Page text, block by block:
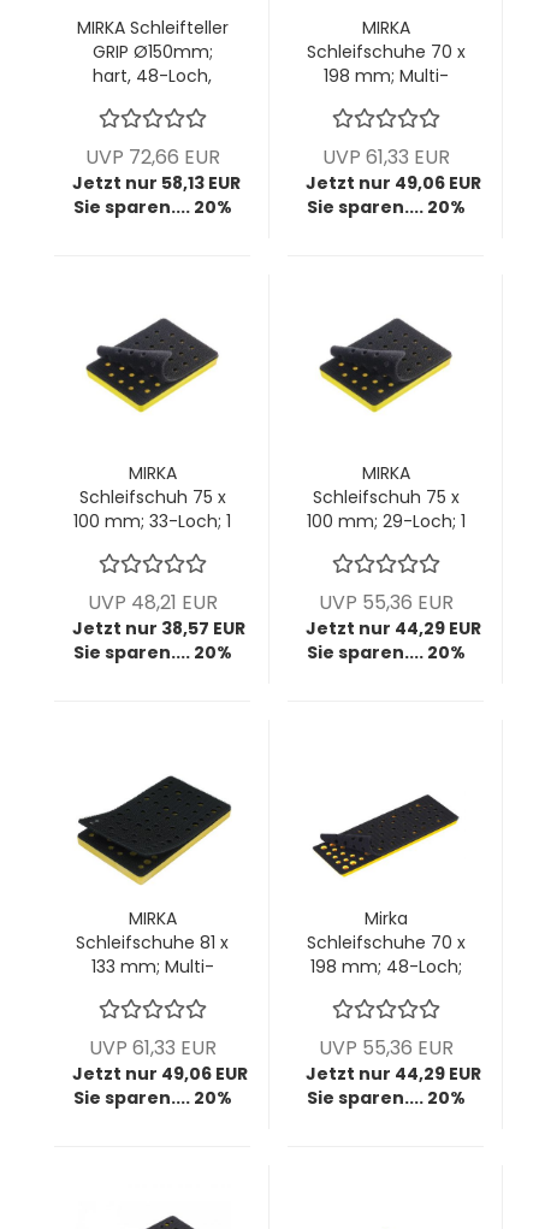
MIRKA Schleifteller
GRIP Ø150mm;
hart, 48-Loch,
Stck/Pck
UVP 72,66 EUR
Jetzt nur 58,13 EUR
Sie sparen.... 20%
MIRKA
Schleifschuhe 70 x
198 mm; Multi-
Stck/Pck
UVP 61,33 EUR
Jetzt nur 49,06 EUR
Sie sparen.... 20%
MIRKA
Schleifschuh 75 x
100 mm; 33-Loch; 1
UVP 48,21 EUR
Jetzt nur 38,57 EUR
Sie sparen.... 20%
MIRKA
Schleifschuh 75 x
100 mm; 29-Loch; 1
UVP 55,36 EUR
Jetzt nur 44,29 EUR
Sie sparen.... 20%
MIRKA
Schleifschuhe 81 x
133 mm; Multi-
Stck/Pck
UVP 61,33 EUR
Jetzt nur 49,06 EUR
Sie sparen.... 20%
Mirka
Schleifschuhe 70 x
198 mm; 48-Loch;
UVP 55,36 EUR
Jetzt nur 44,29 EUR
Sie sparen.... 20%